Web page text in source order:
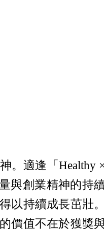
。適逢「Healthy
與創業精神的持
以持續成長茁壯
價值不在於獲獎